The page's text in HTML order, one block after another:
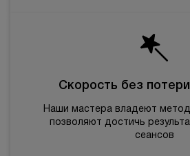
Скорость без
Наши мастера владеют
позволяют достичь
сеансов